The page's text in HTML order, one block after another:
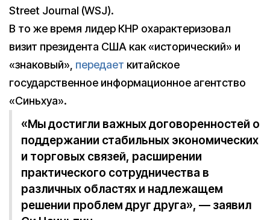
Street Journal (WSJ).
В то же время лидер КНР охарактеризовал
визит президента США как «исторический» и
«знаковый», передает китайское
государственное информационное агентство
«Синьхуа».
«Мы достигли важных договоренностей о
поддержании стабильных экономических
и торговых связей, расширении
практического сотрудничества в
различных областях и надлежащем
решении проблем друг друга», — заявил